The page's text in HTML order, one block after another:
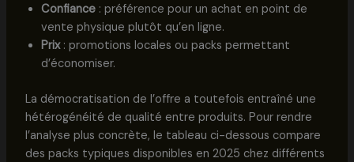
Confiance: préférence pour un achat en point de
vente physique plutôt qu’en ligne.
Prix: promotions locales ou packs permettant
d’économiser.
La démocratisation de l’offre a toutefois entraîné une
hétérogénéité de qualité entre produits. Pour rendre
l’analyse plus concrète, le tableau ci-dessous compare
des packs typiques disponibles en 2025 chez différents